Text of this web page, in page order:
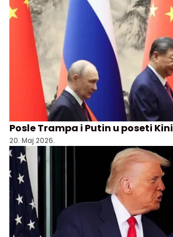
Posle Trampa i Putin u poseti Kini
20. Maj 2026.